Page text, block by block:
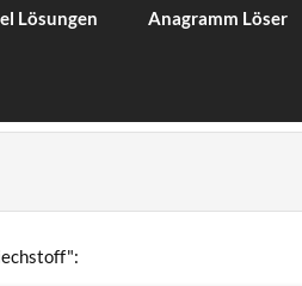
Lösungen Anagramm Löser